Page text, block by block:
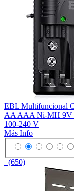
EBL Multifuncional
AA AAA Ni-MH 9V
100-240 V
Más Info
(650)